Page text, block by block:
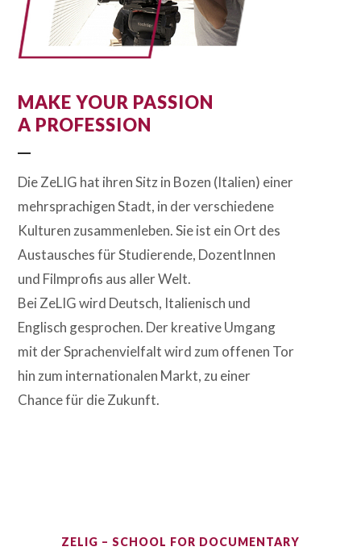
MAKE YOUR PASSION
A PROFESSION
Die ZeLIG hat ihren Sitz in Bozen (Italien) einer
mehrsprachigen Stadt, in der verschiedene
Kulturen zusammenleben. Sie ist ein Ort des
Austausches für Studierende, DozentInnen
und Filmprofis aus aller Welt.
Bei ZeLIG wird Deutsch, Italienisch und
Englisch gesprochen. Der kreative Umgang
mit der Sprachenvielfalt wird zum offenen Tor
hin zum internationalen Markt, zu einer
Chance für die Zukunft.
ZELIG – SCHOOL FOR DOCUMENTARY